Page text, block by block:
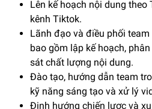
Lên kế hoạch nội dung
kênh Tiktok.
Lãnh đạo và điều phối team
bao gồm lập kế hoạch,
sát chất lượng nội dung.
Đào tạo, hướng dẫn team
kỹ năng sáng tạo và xử lý
Định hướng chiến lược và